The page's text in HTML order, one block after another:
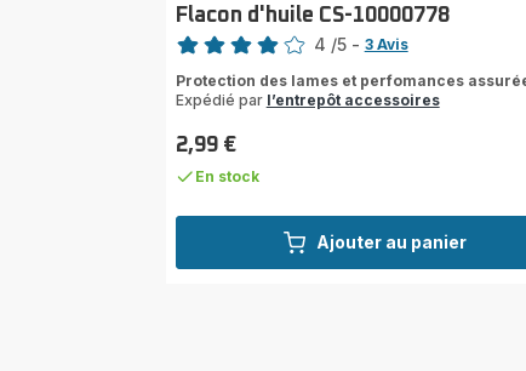
Ajouter au panier
Flacon d'huile CS-10000778
Note
4
étoiles
(moyenne)
4 /5 - 3 Avis
Protection des lames et perfomances
Expédié par l’entrepôt accessoires
Prix
2,99 €
En stock